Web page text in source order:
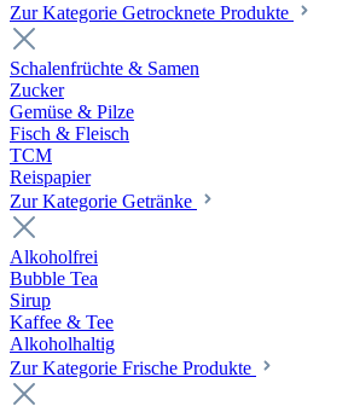
Zur Kategorie Getrocknete Produkte
Schalenfrüchte & Samen
Zucker
Gemüse & Pilze
Fisch & Fleisch
TCM
Reispapier
Zur Kategorie Getränke
Alkoholfrei
Bubble Tea
Sirup
Kaffee & Tee
Alkoholhaltig
Zur Kategorie Frische Produkte